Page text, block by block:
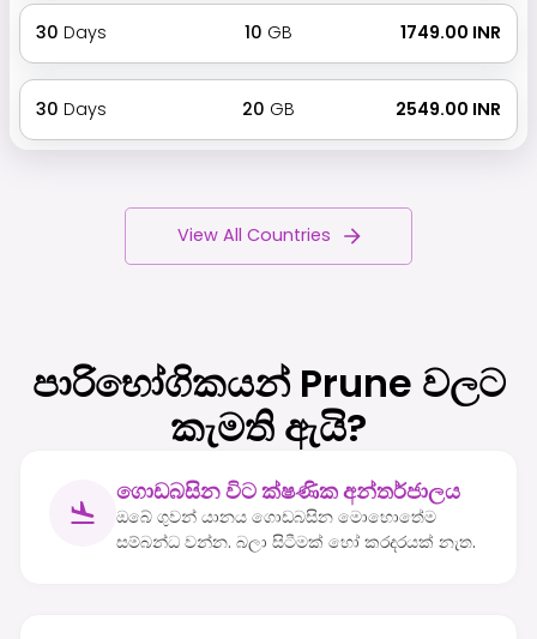
30 Days 10 GB ₹ 1749.00 INR
30 Days 20 GB ₹ 2549.00 INR
View All Countries
පාරිභෝගිකයන් Prune වලට
කැමති ඇයි?
ගොඩබසින විට ක්ෂණික අන්තර්ජාලය
ඔබේ ගුවන් යානය ගොඩබසින මොහොතේම
සම්බන්ධ වන්න. බලා සිටීමක් හෝ කරදරයක් නැත.